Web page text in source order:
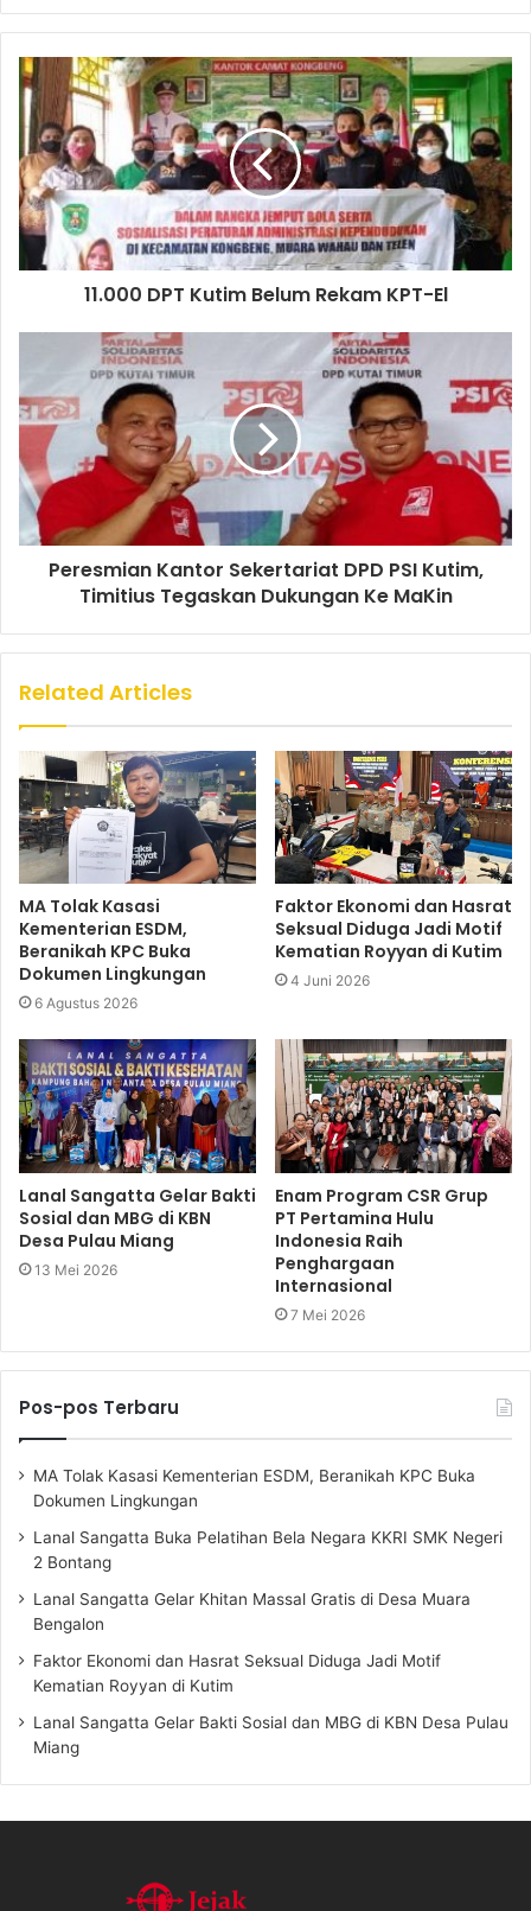
11.000 DPT Kutim Belum Rekam KPT-El
Peresmian Kantor Sekertariat DPD PSI Kutim,
Timitius Tegaskan Dukungan Ke MaKin
Related Articles
MA Tolak Kasasi
Kementerian ESDM,
Beranikah KPC Buka
Dokumen Lingkungan
6 Agustus 2026
Faktor Ekonomi dan Hasrat
Seksual Diduga Jadi Motif
Kematian Royyan di Kutim
4 Juni 2026
Lanal Sangatta Gelar Bakti
Sosial dan MBG di KBN
Desa Pulau Miang
13 Mei 2026
Enam Program CSR Grup
PT Pertamina Hulu
Indonesia Raih
Penghargaan
Internasional
7 Mei 2026
Pos-pos Terbaru
MA Tolak Kasasi Kementerian ESDM, Beranikah KPC Buka
Dokumen Lingkungan
Lanal Sangatta Buka Pelatihan Bela Negara KKRI SMK Negeri
2 Bontang
Lanal Sangatta Gelar Khitan Massal Gratis di Desa Muara
Bengalon
Faktor Ekonomi dan Hasrat Seksual Diduga Jadi Motif
Kematian Royyan di Kutim
Lanal Sangatta Gelar Bakti Sosial dan MBG di KBN Desa Pulau
Miang